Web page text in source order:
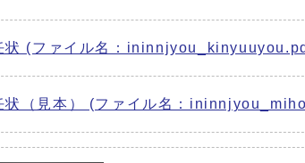
状 (ファイル名：
状（見本） (ファイル名：